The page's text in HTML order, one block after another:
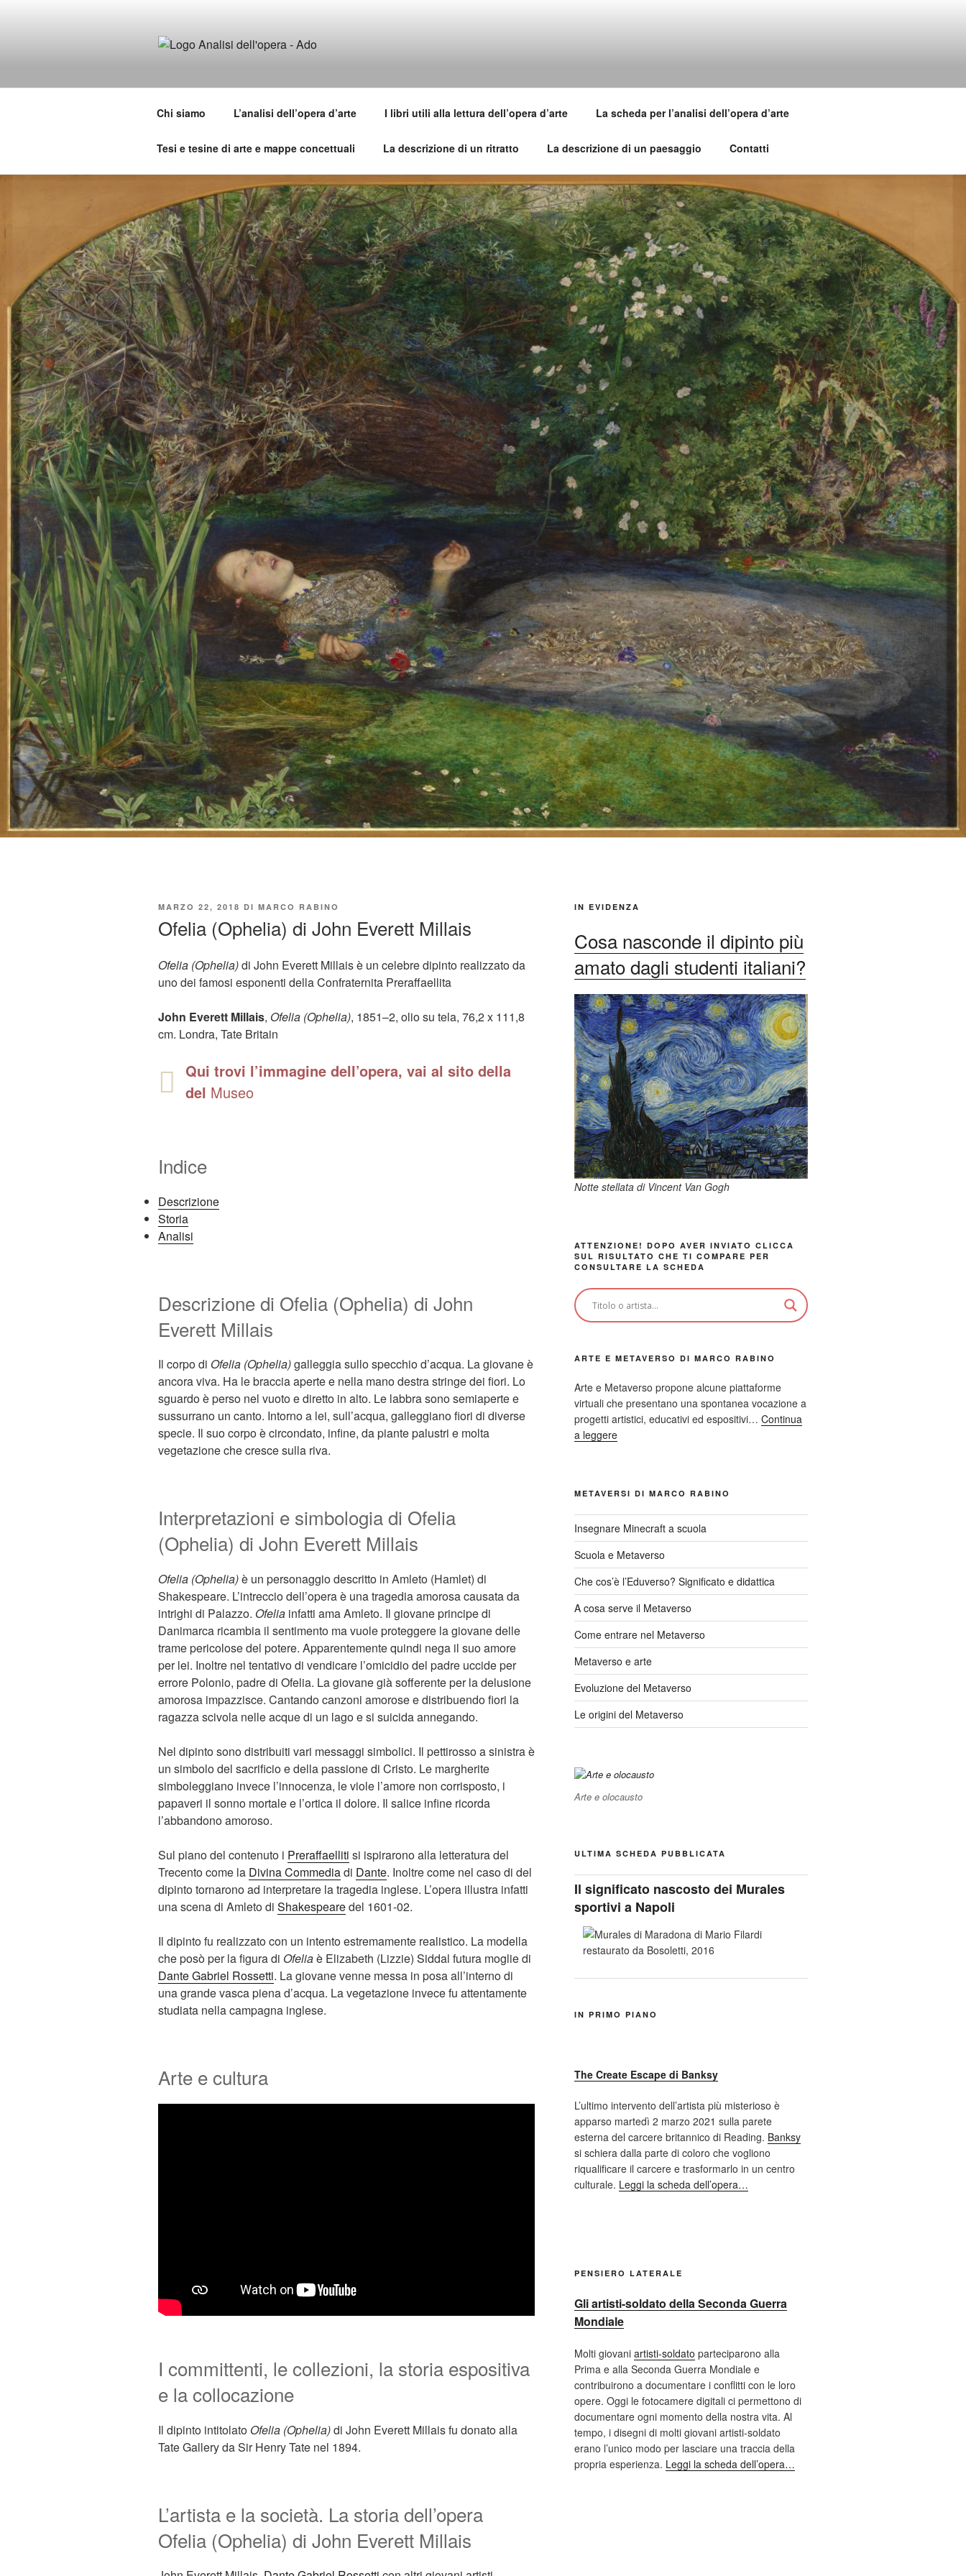
Chi siamo L’analisi dell’opera d’arte I libri utili alla lettura dell’opera d’arte La scheda per l’analisi dell’opera d’arte
Tesi e tesine di arte e mappe concettuali La descrizione di un ritratto La descrizione di un paesaggio Contatti
PUBBLICATO
MARZO 22, 2018 DI MARCO RABINO
Ofelia (Ophelia) di John Everett Millais
Ofelia (Ophelia)di John Everett Millais è un celebre dipinto realizzato da
uno dei famosi esponenti della Confraternita Preraffaellita
John Everett Millais, Ofelia (Ophelia), 1851–2, olio su tela, 76,2 x 111,8
cm. Londra, Tate Britain
Qui trovi l’immagine dell’opera, vai al sito della
del Museo
Indice
Descrizione
Storia
Analisi
Descrizione di Ofelia (Ophelia) di John
Everett Millais
Il corpo di Ofelia (Ophelia)galleggia sullo specchio d’acqua. La giovane è
ancora viva. Ha le braccia aperte e nella mano destra stringe dei fiori. Lo
sguardo è perso nel vuoto e diretto in alto. Le labbra sono semiaperte e
sussurrano un canto. Intorno a lei, sull’acqua, galleggiano fiori di diverse
specie. Il suo corpo è circondato, infine, da piante palustri e molta
vegetazione che cresce sulla riva.
Interpretazioni e simbologia di Ofelia
(Ophelia) di John Everett Millais
Ofelia (Ophelia)è un personaggio descritto in Amleto (Hamlet) di
Shakespeare. L’intreccio dell’opera è una tragedia amorosa causata da
intrighi di Palazzo. Ofelia infatti ama Amleto. Il giovane principe di
Danimarca ricambia il sentimento ma vuole proteggere la giovane delle
trame pericolose del potere. Apparentemente quindi nega il suo amore
per lei. Inoltre nel tentativo di vendicare l’omicidio del padre uccide per
errore Polonio, padre di Ofelia. La giovane già sofferente per la delusione
amorosa impazzisce. Cantando canzoni amorose e distribuendo fiori la
ragazza scivola nelle acque di un lago e si suicida annegando.
Nel dipinto sono distribuiti vari messaggi simbolici. Il pettirosso a sinistra è
un simbolo del sacrificio e della passione di Cristo. Le margherite
simboleggiano invece l’innocenza, le viole l’amore non corrisposto, i
papaveri il sonno mortale e l’ortica il dolore. Il salice infine ricorda
l’abbandono amoroso.
Sul piano del contenuto i Preraffaelliti si ispirarono alla letteratura del
Trecento come la Divina Commediadi Dante. Inoltre come nel caso di del
dipinto tornarono ad interpretare la tragedia inglese. L’opera illustra infatti
una scena di Amleto di Shakespearedel 1601-02.
Il dipinto fu realizzato con un intento estremamente realistico. La modella
che posò per la figura di Ofeliaè Elizabeth (Lizzie) Siddal futura moglie di
Dante Gabriel Rossetti. La giovane venne messa in posa all’interno di
una grande vasca piena d’acqua. La vegetazione invece fu attentamente
studiata nella campagna inglese.
Arte e cultura
I committenti, le collezioni, la storia espositiva
e la collocazione
Il dipinto intitolato Ofelia (Ophelia)di John Everett Millais fu donato alla
Tate Gallery da Sir Henry Tate nel 1894.
L’artista e la società. La storia dell’opera
Ofelia (Ophelia) di John Everett Millais
IN EVIDENZA
Cosa nasconde il dipinto più
amato dagli studenti italiani?
Notte stellata di Vincent Van Gogh
ATTENZIONE! DOPO AVER INVIATO CLICCA
SUL RISULTATO CHE TI COMPARE PER
CONSULTARE LA SCHEDA
ARTE E METAVERSO DI MARCO RABINO
Arte e Metaverso propone alcune piattaforme
virtuali che presentano una spontanea vocazione a
progetti artistici, educativi ed espositivi… Continua
a leggere
METAVERSI DI MARCO RABINO
Insegnare Minecraft a scuola
Scuola e Metaverso
Che cos’è l’Eduverso? Significato e didattica
A cosa serve il Metaverso
Come entrare nel Metaverso
Metaverso e arte
Evoluzione del Metaverso
Le origini del Metaverso
Arte e olocausto
ULTIMA SCHEDA PUBBLICATA
Il significato nascosto dei Murales
sportivi a Napoli
IN PRIMO PIANO
The Create Escape di Banksy
L’ultimo intervento dell’artista più misterioso è
apparso martedì 2 marzo 2021 sulla parete
esterna del carcere britannico di Reading. Banksy
si schiera dalla parte di coloro che vogliono
riqualificare il carcere e trasformarlo in un centro
culturale. Leggi la scheda dell’opera…
PENSIERO LATERALE
Gli artisti-soldato della Seconda Guerra
Mondiale
Molti giovani artisti-soldato parteciparono alla
Prima e alla Seconda Guerra Mondiale e
contribuirono a documentare i conflitti con le loro
opere. Oggi le fotocamere digitali ci permettono di
documentare ogni momento della nostra vita. Al
tempo, i disegni di molti giovani artisti-soldato
erano l’unico modo per lasciare una traccia della
propria esperienza. Leggi la scheda dell’opera…